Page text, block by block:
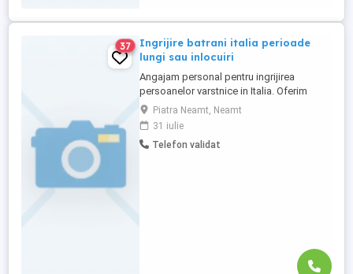
personală, îmbrăcare și deplasare ...
37
Ingrijire batrani italia perioade
lungi sau inlocuiri
Angajam personal pentru ingrijirea
persoanelor varstnice in Italia. Oferim
stabilitate si sprijin pe toata perioada
contractului. Nu percepem nicio taxa in
Romania sau Italia! Cunostinte medii de
limba italiana! Experienta si recomandarile
Piatra Neamt, Neamt
31 iulie
Telefon validat